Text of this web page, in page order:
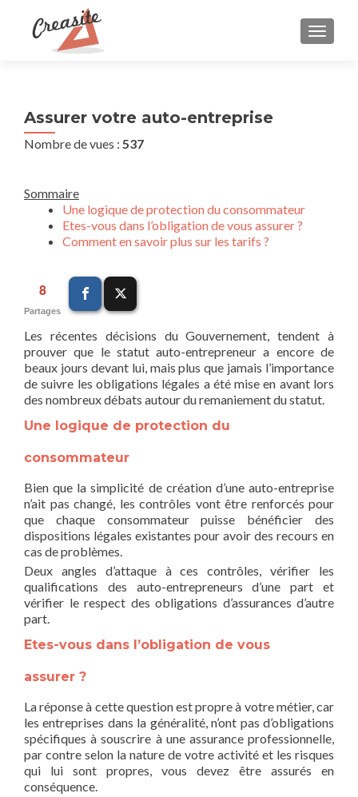
Assurer votre auto-entreprise
Nombre de vues : 537
Sommaire
Une logique de protection du consommateur
Etes-vous dans l’obligation de vous assurer ?
Comment en savoir plus sur les tarifs ?
8
Partages
Les récentes décisions du Gouvernement, tendent à
prouver que le statut auto-entrepreneur a encore de
beaux jours devant lui, mais plus que jamais l’importance
de suivre les obligations légales a été mise en avant lors
des nombreux débats autour du remaniement du statut.
Une logique de protection du
consommateur
Bien que la simplicité de création d’une auto-entreprise
n’ait pas changé, les contrôles vont être renforcés pour
que chaque consommateur puisse bénéficier des
dispositions légales existantes pour avoir des recours en
cas de problèmes.
Deux angles d’attaque à ces contrôles, vérifier les
qualifications des auto-entrepreneurs d’une part et
vérifier le respect des obligations d’assurances d’autre
part.
Etes-vous dans l’obligation de vous
assurer ?
La réponse à cette question est propre à votre métier, car
les entreprises dans la généralité, n’ont pas d’obligations
spécifiques à souscrire à une assurance professionnelle,
par contre selon la nature de votre activité et les risques
qui lui sont propres, vous devez être assurés en
conséquence.